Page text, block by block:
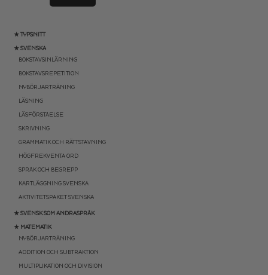
★ TYPSNITT
★ SVENSKA
BOKSTAVSINLÄRNING
BOKSTAVSREPETITION
NYBÖRJARTRÄNING
LÄSNING
LÄSFÖRSTÅELSE
SKRIVNING
GRAMMATIK OCH RÄTTSTAVNING
HÖGFREKVENTA ORD
SPRÅK OCH BEGREPP
KARTLÄGGNING SVENSKA
AKTIVITETSPAKET SVENSKA
★ SVENSK SOM ANDRASPRÅK
★ MATEMATIK
NYBÖRJARTRÄNING
ADDITION OCH SUBTRAKTION
MULTIPLIKATION OCH DIVISION